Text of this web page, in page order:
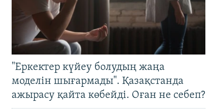
"Еркектер күйеу болудың жаңа
моделін шығармады". Қазақстанда
ажырасу қайта көбейді. Оған не себеп?